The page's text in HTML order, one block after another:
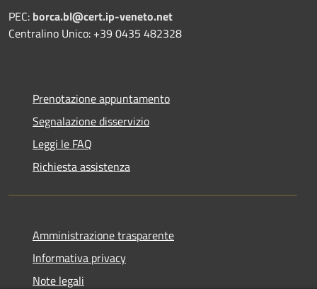
PEC: borca.bl@cert.ip-veneto.net
Centralino Unico: +39 0435 482328
Prenotazione appuntamento
Segnalazione disservizio
Leggi le FAQ
Richiesta assistenza
Amministrazione trasparente
Informativa privacy
Note legali